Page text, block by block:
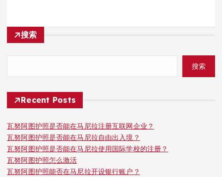
搜索
搜索
Recent Posts
瓦努阿图护照是否能在马尼拉注册互联网企业？
瓦努阿图护照是否能在马尼拉自由出入境？
瓦努阿图护照是否能在马尼拉使用国际学校的注册？
瓦努阿图护照怎么激活
瓦努阿图护照能否在马尼拉开设银行账户？